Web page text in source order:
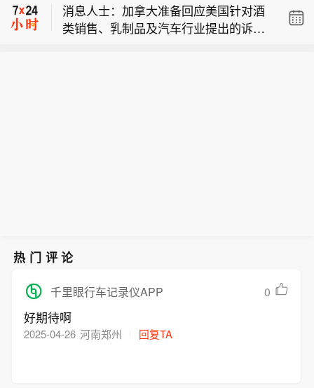
告知美方谈判代表，若双方无法在 8 月
19 日前达成协议以推迟关税实施，渥太
消息人士：加拿大准备回应美国针对酒
类销售、乳制品及汽车行业提出的诉
热门评论
千里眼行车记录仪APP 0
好期待啊
2025-04-26 河南郑州 回复TA